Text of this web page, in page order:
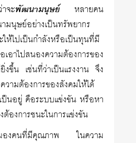
จะพัฒนามนุษย์หลายคน
มนุษย์อย่างเป็นทรัพยากร
ให้ไปเป็นกำลังหรือเป็นทุนที่มี
ไปสนองความต้องการของ
งขึ้น เช่นที่ว่าเป็นแรงงาน จึง
วามต้องการของสังคมให้ได้
นอยู่ คือระบบแข่งขัน หรือหา
องการชนะในการแข่งขัน
มองคนที่มีคุณภาพ ในความ